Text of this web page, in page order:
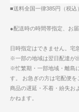
■送料全国一律385円（税込
●配送時の時間帯指定、お
日時指定はできません。宅
※一部の地域は翌日配達が
※忙繁期・一部地域・離島
す。 お急ぎの方は宅配便を
商品の遅延・不着・紛失お
かねます。